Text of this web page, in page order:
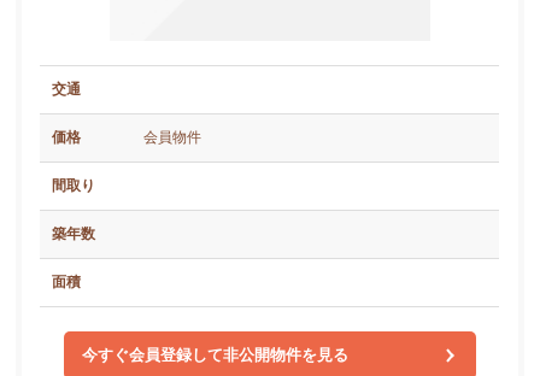
交通
価格 会員物件
間取り
築年数
面積
今すぐ会員登録して非公開物件を見る